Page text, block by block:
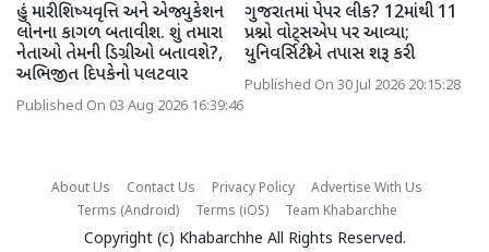
હું મારી શિષ્યવૃત્તિ અને એજ્યુકેશન
લોનના કાગળ બતાવીશ. શું તમારા
નેતાઓ તેમની ડિગ્રીઓ બતાવશે?,
અભિજીત દિપકેનો પલટવાર
Published On 03 Aug 2026 16:39:46
ગુજરાતમાં પેપર લીક? 12માંથી 11
પ્રશ્નો વોટ્સએપ પર આવ્યા;
યુનિવર્સિટીએ તપાસ શરૂ કરી
Published On 30 Jul 2026 20:15:28
About Us Contact Us Privacy Policy
Advertise With Us
Terms (Android)
Terms (iOS) Team Khabarchhe
Copyright (c) Khabarchhe All Rights Reserved.